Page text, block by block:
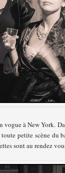
à New York.
petite scène du
sont au rendez